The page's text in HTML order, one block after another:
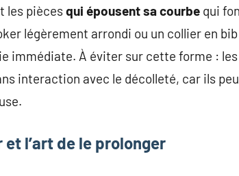
les piècesqui épousent sa courbe qui
légèrement arrondi ou un collier en
immédiate. À éviter sur cette forme :
interaction avec le décolleté, car ils
l’art de le prolonger